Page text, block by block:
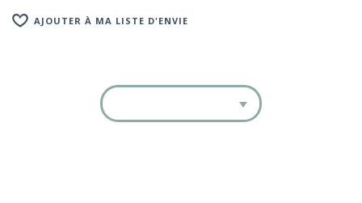
AJOUTER À MA LISTE D'ENVIE